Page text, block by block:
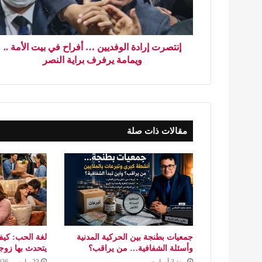
إنتصرت إرادة الوفديين … أفراح في بيت الأمة ..
ويمامة يرفرف براية النصر
مقالات ذات صلة
جمعيات بطنجة بين الحركية المدنية
وأسئلة الشفافية… من يراقب؟
لغة الحب:
يتحدث بها